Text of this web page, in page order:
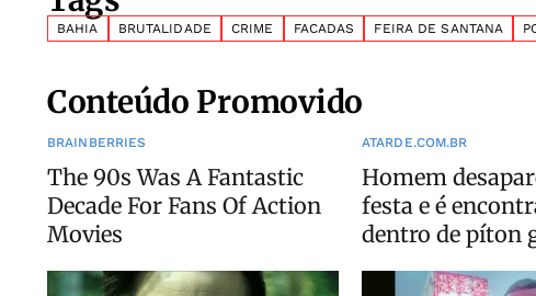
BAHIA BRUTALIDADE CRIME FACADAS FEIRA DE SANTANA